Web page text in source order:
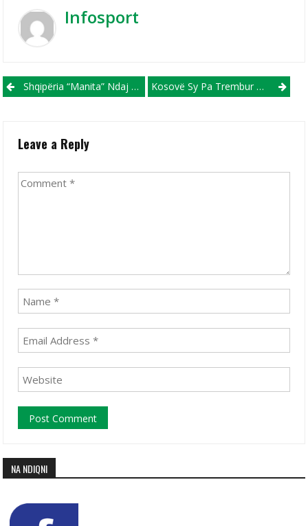
Infosport
Post navigation
Shqipëria “manita” Ndaj San Marinos, Jemi Në Vend Të Dytë Kosovë Sy Pa Trembur Edhe Përballë Spanjës! (VIDEO)
Leave a Reply
NA NDIQNI